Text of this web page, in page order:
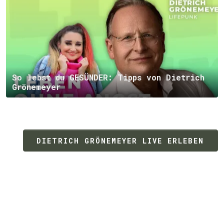
So lebst du GESÜNDER: Tipps von Dietrich
Grönemeyer
DIETRICH GRÖNEMEYER LIVE ERLEBEN